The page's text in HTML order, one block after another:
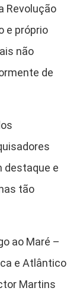
Revolução
e próprio
não
de
destaque e
tão
ao Maré –
e Atlântico
Martins